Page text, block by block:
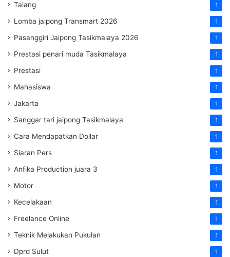
Talang 1
Lomba jaipong Transmart 2026 1
Pasanggiri Jaipong Tasikmalaya 2026 1
Prestasi penari muda Tasikmalaya 1
Prestasi 1
Mahasiswa 1
Jakarta 1
Sanggar tari jaipong Tasikmalaya 1
Cara Mendapatkan Dollar 1
Siaran Pers 1
Anfika Production juara 3 1
Motor 1
Kecelakaan 1
Freelance Online 1
Teknik Melakukan Pukulan 1
Dprd Sulut 1